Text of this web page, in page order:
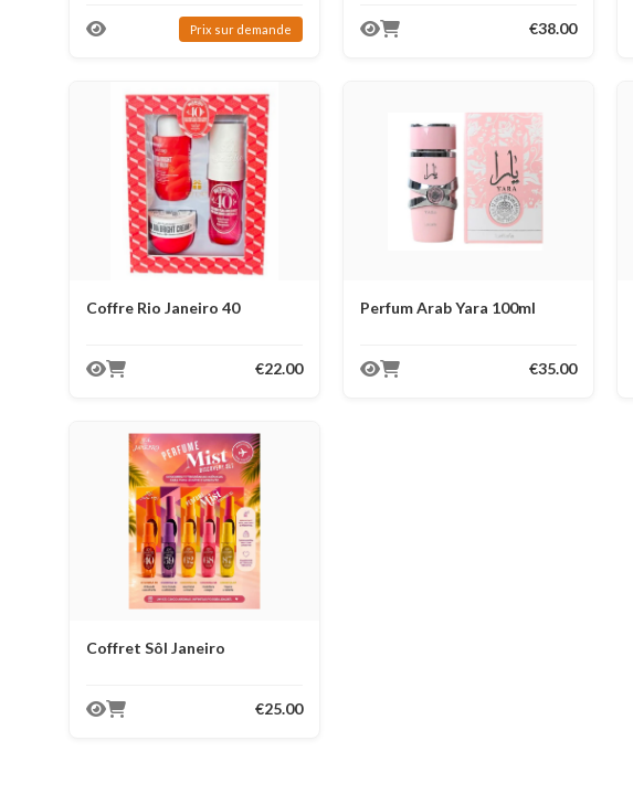
Prix ​​sur demande €38.00
Coffre Rio Janeiro 40
€22.00
Perfum Arab Yara 100ml
€35.00
Coffret Sôl Janeiro
€25.00